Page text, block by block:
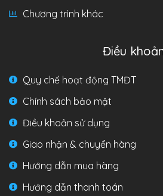
Chương trình khác
Điều
Quy chế hoạt động TMĐT
Chính sách bảo mật
Điều khoản sử dụng
Giao nhận & chuyển hàng
Hướng dẫn mua hàng
Hướng dẫn thanh toán